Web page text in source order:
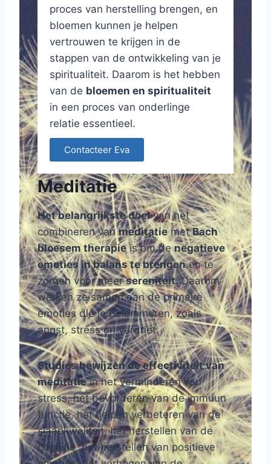
proces van herstelling brengen, en
bloemen kunnen je helpen
vertrouwen te krijgen in de
stappen van de ontwikkeling van je
spiritualiteit. Daarom is het hebben
van de bloemen en spiritualiteit
in een proces van onderlinge
relatie essentieel.
Contacteer Eva
Meditatie
Het belangrijkste doelvan het
combineren vanmeditatiemetBach
bloesem therapieis om denegatieve
emoties in balans te brengenen te
zorgen voor meersereniteit.Daarom
werken ze samen aan de primaire
emoties die je belemmeren, zoals
angst, stress en verdriet.
Studies bewijzen de effectiviteit van
meditatiein het verminderen van
stress, het bevorderen van de immuun
functie, het helpen verbeteren van de
slaapkwaliteit, het herstellen van de
cognitie, het herstellen van positieve